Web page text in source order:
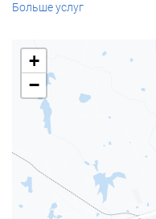
Бар
Кофейня на территории
Велнес
Турецкая баня
Сауна
Больше услуг
+
−